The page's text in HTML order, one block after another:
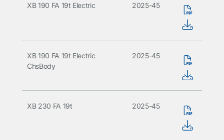
XB 190 FA 19t Electric 2025-45
XB 190 FA 19t Electric
ChsBody
2025-45
XB 230 FA 19t 2025-45